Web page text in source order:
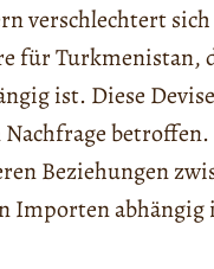
verschlechtert
für Turkmenistan,
ist. Diese
Beziehungen
Importen abhängig